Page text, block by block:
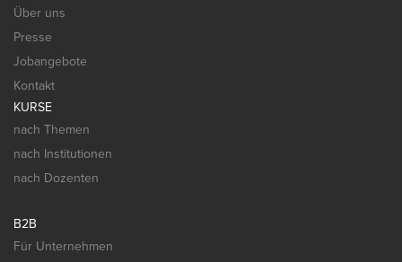
Über uns
Presse
Jobangebote
Kontakt
KURSE
nach Themen
nach Institutionen
nach Dozenten
B2B
Für Unternehmen